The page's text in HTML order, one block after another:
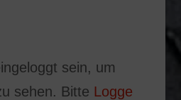
sein, um
sehen. Bitte Logge